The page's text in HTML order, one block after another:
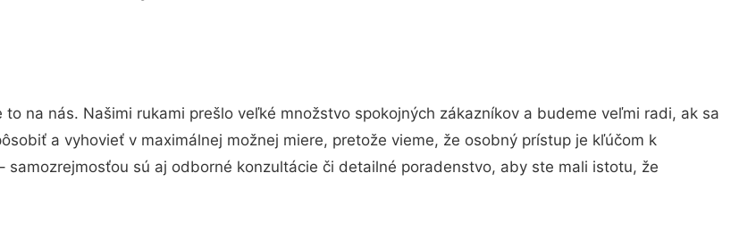
to na nás. Našimi rukami prešlo veľké množstvo spokojných zákazníkov a budeme veľmi radi, ak sa
a vyhovieť v maximálnej možnej miere, pretože vieme, že osobný prístup je kľúčom k
samozrejmosťou sú aj odborné konzultácie či detailné poradenstvo, aby ste mali istotu, že